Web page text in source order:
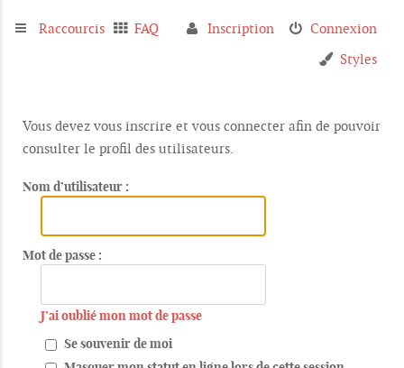
Raccourcis FAQ Connexion
Inscription
Styles
Vous devez vous inscrire et vous connecter afin de pouvoir
consulter le profil des utilisateurs.
Nom d’utilisateur :
Mot de passe :
J’ai oublié mon mot de passe
Se souvenir de moi